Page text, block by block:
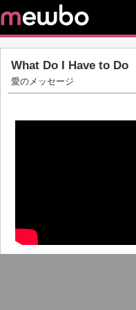
What Do I Have to Do
愛のメッセージ